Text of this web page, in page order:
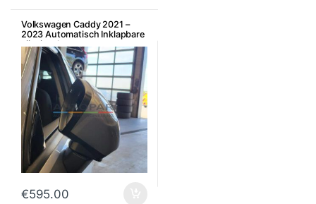
Volkswagen Caddy 2021 –
2023 Automatisch Inklapbare
zijspiegels
€595.00